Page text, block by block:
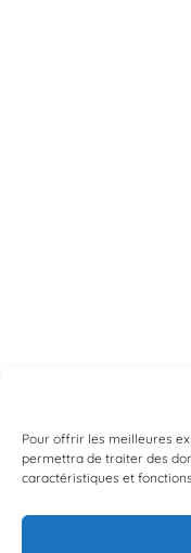
Pour offrir les meilleures
permettra de traiter des
caractéristiques et